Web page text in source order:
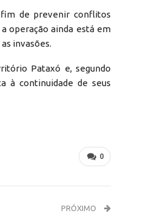
fim de prevenir conflitos
operação ainda está em
invasões.
Pataxó e, segundo
à continuidade de seus
0
PRÓXIMO